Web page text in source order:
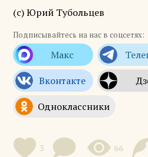
(с) Юрий Тубольцев
Подписывайтесь на нас в соцсетях:
3 66